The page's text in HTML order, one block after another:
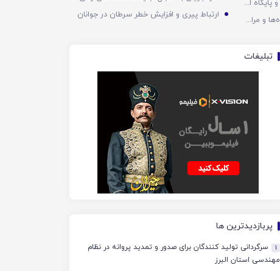
سپاه: مرکز فرماندهی کنترل دشمن و پایگاه الازرق اردن درهم کوبیده شد
ادامه حملات پهپادی ارتش به پایگاه‌ها و مراکز راهبردی آمریکا در منطقه
ارتباط پیری و افزایش خطر سرطان در جوانان
تبلیغات
پربازدیدترین ها
1
سرگردانی تولید کنندگان برای صدور و تمدید پروانه در نظام
مهندسی استان البرز